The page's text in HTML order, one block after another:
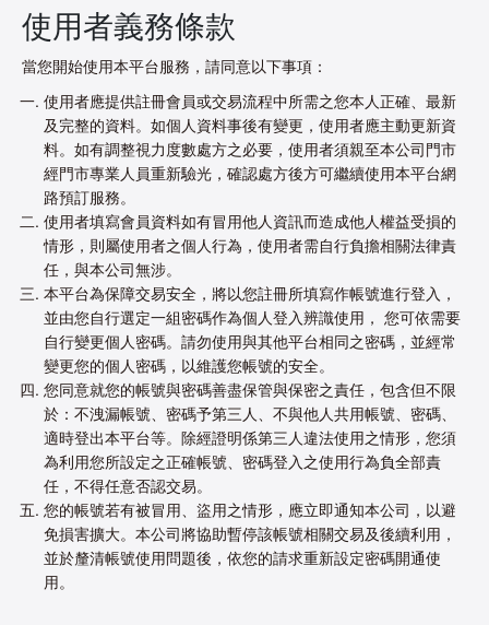
使用者義務條款
當您開始使用本平台服務，請同意以下事項：
使用者應提供註冊會員或交易流程中所需之您本人正確、最新
及完整的資料。如個人資料事後有變更，使用者應主動更新資
料。如有調整視力度數處方之必要，使用者須親至本公司門市
經門市專業人員重新驗光，確認處方後方可繼續使用本平台網
路預訂服務。
使用者填寫會員資料如有冒用他人資訊而造成他人權益受損的
情形，則屬使用者之個人行為，使用者需自行負擔相關法律責
任，與本公司無涉。
本平台為保障交易安全，將以您註冊所填寫作帳號進行登入，
並由您自行選定一組密碼作為個人登入辨識使用， 您可依需要
自行變更個人密碼。請勿使用與其他平台相同之密碼，並經常
變更您的個人密碼，以維護您帳號的安全。
您同意就您的帳號與密碼善盡保管與保密之責任，包含但不限
於：不洩漏帳號、密碼予第三人、不與他人共用帳號、密碼、
適時登出本平台等。除經證明係第三人違法使用之情形，您須
為利用您所設定之正確帳號、密碼登入之使用行為負全部責
任，不得任意否認交易。
您的帳號若有被冒用、盜用之情形，應立即通知本公司，以避
免損害擴大。本公司將協助暫停該帳號相關交易及後續利用，
並於釐清帳號使用問題後，依您的請求重新設定密碼開通使
用。